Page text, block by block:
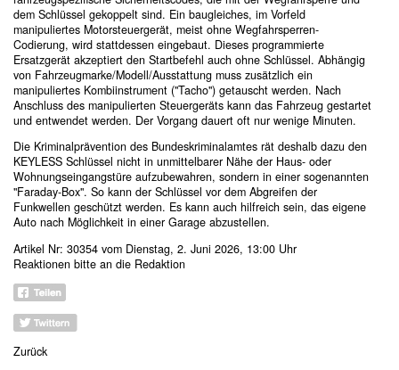
dem Schlüssel gekoppelt sind. Ein baugleiches, im Vorfeld
manipuliertes Motorsteuergerät, meist ohne Wegfahrsperren-
Codierung, wird stattdessen eingebaut. Dieses programmierte
Ersatzgerät akzeptiert den Startbefehl auch ohne Schlüssel. Abhängig
von Fahrzeugmarke/Modell/Ausstattung muss zusätzlich ein
manipuliertes Kombiinstrument ("Tacho") getauscht werden. Nach
Anschluss des manipulierten Steuergeräts kann das Fahrzeug gestartet
und entwendet werden. Der Vorgang dauert oft nur wenige Minuten.
Die Kriminalprävention des Bundeskriminalamtes rät deshalb dazu den
KEYLESS Schlüssel nicht in unmittelbarer Nähe der Haus- oder
Wohnungseingangstüre aufzubewahren, sondern in einer sogenannten
"Faraday-Box". So kann der Schlüssel vor dem Abgreifen der
Funkwellen geschützt werden. Es kann auch hilfreich sein, das eigene
Auto nach Möglichkeit in einer Garage abzustellen.
Artikel Nr: 30354 vom Dienstag, 2. Juni 2026, 13:00 Uhr
Reaktionen bitte an die Redaktion
Zurück